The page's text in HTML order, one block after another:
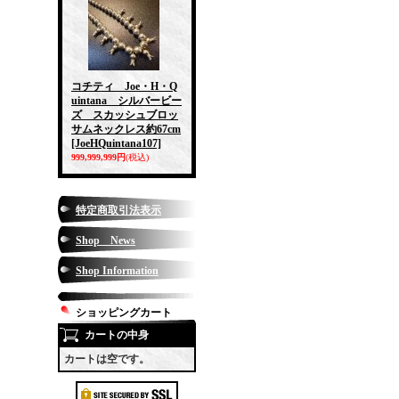
コチティ Joe・H・Q
uintana シルバービー
ズ スカッシュブロッ
サムネックレス約67cm
[JoeHQuintana107]
999,999,999円(税込)
特定商取引法表示
Shop News
Shop Information
ショッピングカート
カートの中身
カートは空です。